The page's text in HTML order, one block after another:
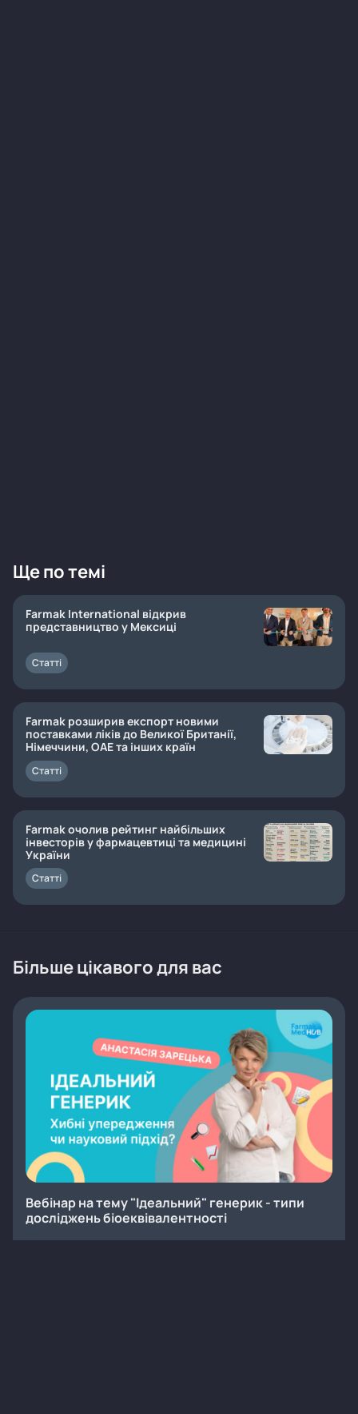
Ще по темі
Farmak International відкрив
представництво у Мексиці
Статті
Farmak розширив експорт новими
поставками ліків до Великої Британії,
Німеччини, ОАЕ та інших країн
Статті
Farmak очолив рейтинг найбільших
інвесторів у фармацевтиці та медицині
України
Статті
Більше цікавого для вас
Вебінар на тему "Ідеальний" генерик - типи
досліджень біоеквівалентності